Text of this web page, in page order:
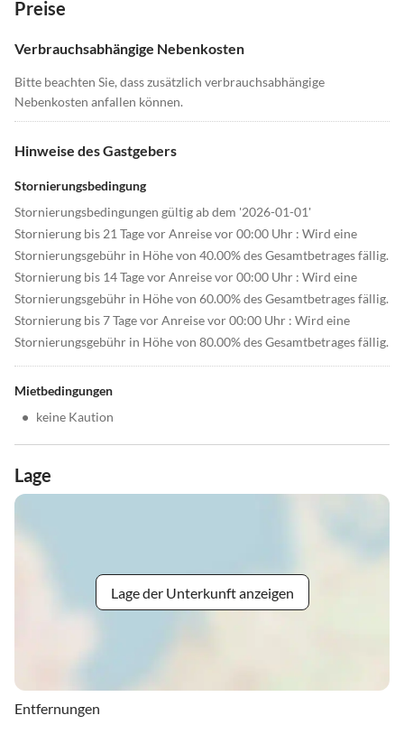
Preise
Verbrauchsabhängige Nebenkosten
Bitte beachten Sie, dass zusätzlich verbrauchsabhängige
Nebenkosten anfallen können.
Hinweise des Gastgebers
Stornierungsbedingung
Stornierungsbedingungen gültig ab dem '2026-01-01'
Stornierung bis 21 Tage vor Anreise vor 00:00 Uhr : Wird eine
Stornierungsgebühr in Höhe von 40.00% des Gesamtbetrages fällig.
Stornierung bis 14 Tage vor Anreise vor 00:00 Uhr : Wird eine
Stornierungsgebühr in Höhe von 60.00% des Gesamtbetrages fällig.
Stornierung bis 7 Tage vor Anreise vor 00:00 Uhr : Wird eine
Stornierungsgebühr in Höhe von 80.00% des Gesamtbetrages fällig.
Mietbedingungen
• keine Kaution
Lage
Lage der Unterkunft anzeigen
Entfernungen